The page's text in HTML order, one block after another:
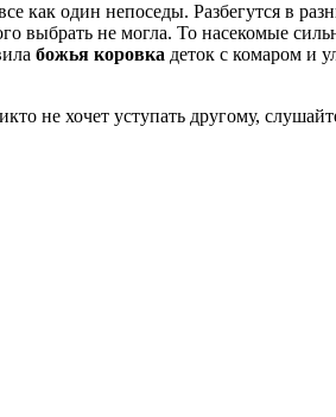
как один непоседы. Разбегутся в
выбрать не могла. То насекомые
божья коровка деток с комаром и
не хочет уступать другому,